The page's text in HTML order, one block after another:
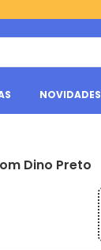
NOVIDADES
Dino Preto